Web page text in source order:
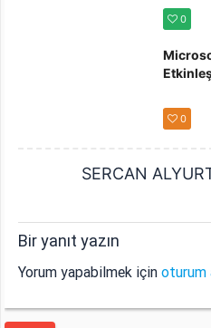
0
0
SERCAN
Bir yanıt yazın
Yorum yapabilmek içinoturum